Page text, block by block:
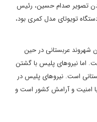
تصویر صدام حسین، رئیس
تویوتای مدل کمری بود،
شهروند عربستانی در حین
اما نیروهای پلیس با گشتن
است. نیروهای پلیس در
با امنیت و آرامش کشور است و